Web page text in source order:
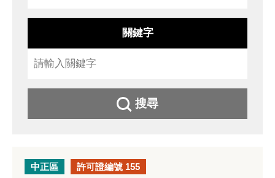
關鍵字
搜尋
中正區 許可證編號 155